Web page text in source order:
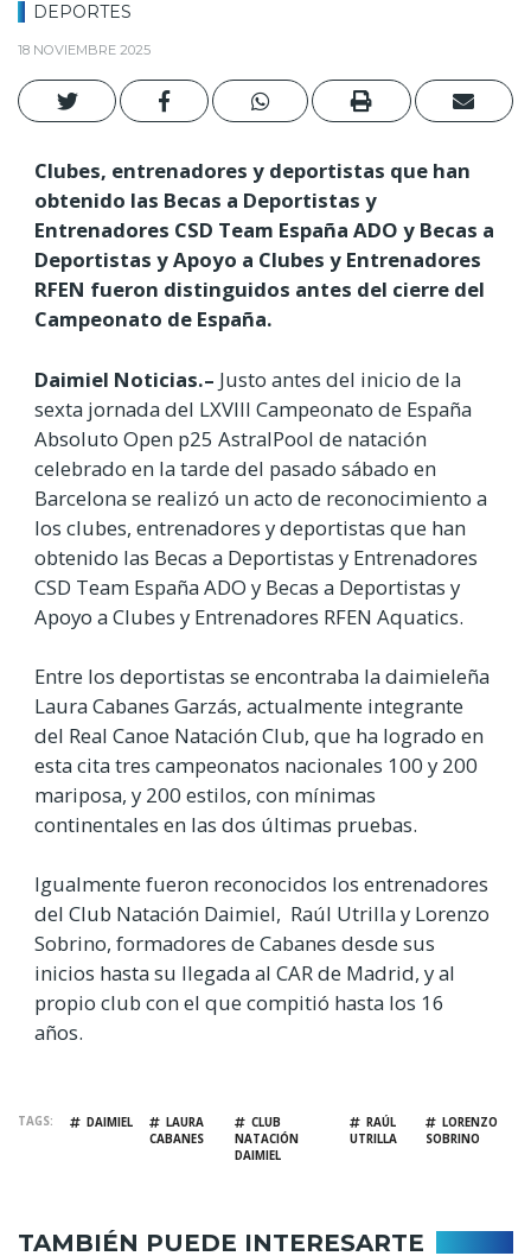
DEPORTES
18 NOVIEMBRE 2025
Clubes, entrenadores y deportistas que han
obtenido las Becas a Deportistas y
Entrenadores CSD Team España ADO y Becas a
Deportistas y Apoyo a Clubes y Entrenadores
RFEN fueron distinguidos antes del cierre del
Campeonato de España.
Daimiel Noticias.– Justo antes del inicio de la
sexta jornada del LXVIII Campeonato de España
Absoluto Open p25 AstralPool de natación
celebrado en la tarde del pasado sábado en
Barcelona se realizó un acto de reconocimiento a
los clubes, entrenadores y deportistas que han
obtenido las Becas a Deportistas y Entrenadores
CSD Team España ADO y Becas a Deportistas y
Apoyo a Clubes y Entrenadores RFEN Aquatics.
Entre los deportistas se encontraba la daimieleña
Laura Cabanes Garzás, actualmente integrante
del Real Canoe Natación Club, que ha logrado en
esta cita tres campeonatos nacionales 100 y 200
mariposa, y 200 estilos, con mínimas
continentales en las dos últimas pruebas.
Igualmente fueron reconocidos los entrenadores
del Club Natación Daimiel, Raúl Utrilla y Lorenzo
Sobrino, formadores de Cabanes desde sus
inicios hasta su llegada al CAR de Madrid, y al
propio club con el que compitió hasta los 16
años.
TAGS DAIMIEL
LAURA
CABANES
CLUB
NATACIÓN
DAIMIEL
RAÚL
UTRILLA
LORENZO
SOBRINO
TAMBIÉN PUEDE INTERESARTE